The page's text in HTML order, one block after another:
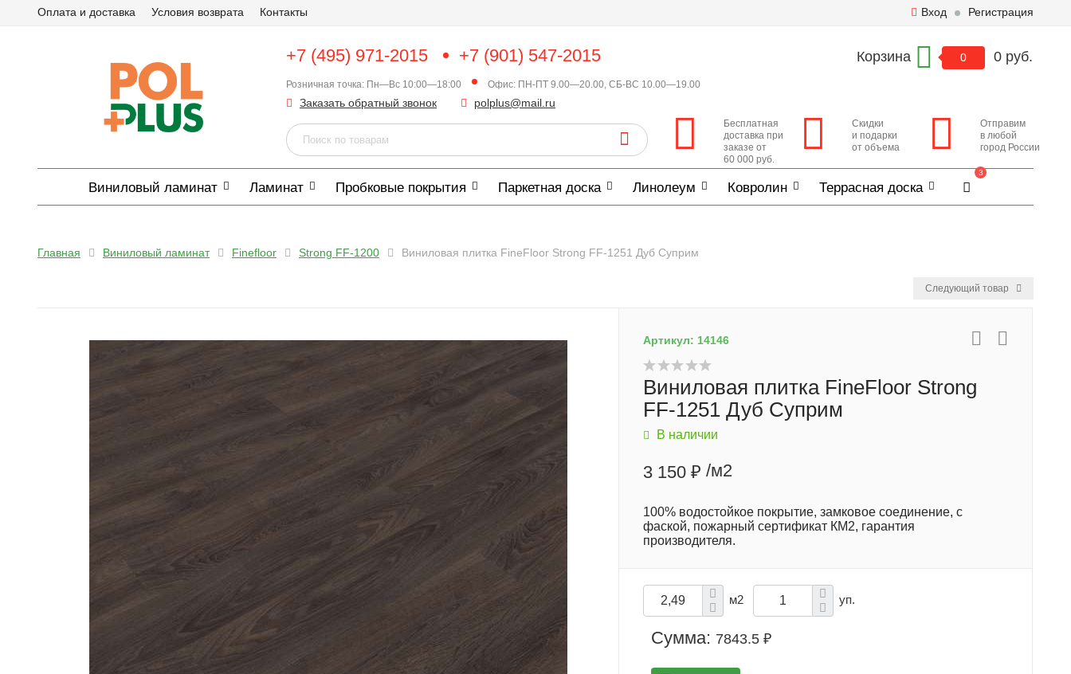
Оплата и доставка Условия возврата Контакты Вход Регистрация
+7 (495) 971-2015 +7 (901) 547-2015
Розничная точка: Пн—Вс 10:00—18:00 Офис: ПН-ПТ 9.00—20.00, СБ-ВС 10.00—19.00
Заказать обратный звонок polplus@mail.ru
Корзина 0 0 руб.
Бесплатная
доставка при
заказе от
60 000 руб.
Скидки
и подарки
от объема
Отправим
в любой
город России
Виниловый ламинат Ламинат Пробковые покрытия Паркетная доска Линолеум Ковролин Террасная доска
3
Главная Виниловый ламинат Finefloor Strong FF-1200 Виниловая плитка FineFloor Strong FF-1251 Дуб Суприм
Следующий товар
Артикул: 14146
Виниловая плитка FineFloor Strong
FF-1251 Дуб Суприм
В наличии
3 150 ₽ /м2
100% водостойкое покрытие, замковое соединение, с
фаской, пожарный сертификат КМ2, гарантия
производителя.
м2 уп.
Сумма: 7843.5 ₽